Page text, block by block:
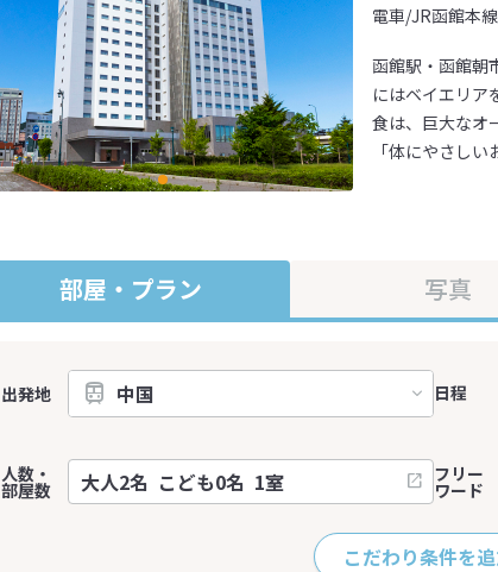
電車/JR函館本
函館駅・函館朝
にはベイエリア
食は、巨大なオ
「体にやさし
部屋・プラン 写真
出発地
日程
人数・
部屋数
フリー
ワード
こだわり条件を